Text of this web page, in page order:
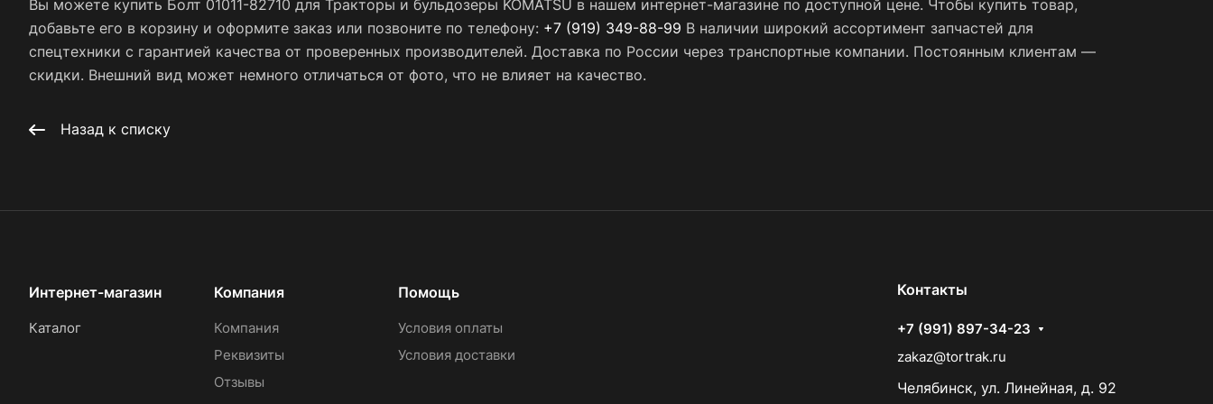
Вы можете купить Болт 01011-82710 для Тракторы и бульдозеры KOMATSU в нашем интернет-магазине по доступной цене. Чтобы купить товар,
добавьте его в корзину и оформите заказ или позвоните по телефону: +7 (919) 349-88-99 В наличии широкий ассортимент запчастей для
спецтехники с гарантией качества от проверенных производителей. Доставка по России через транспортные компании. Постоянным клиентам —
скидки. Внешний вид может немного отличаться от фото, что не влияет на качество.
Назад к списку
Интернет-магазин
Каталог
Компания
Компания
Реквизиты
Отзывы
Помощь
Условия оплаты
Условия доставки
Контакты
+7 (991) 897-34-23
zakaz@tortrak.ru
Челябинск, ул. Линейная, д. 92